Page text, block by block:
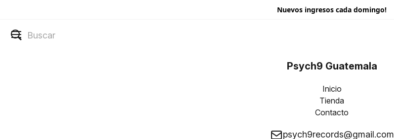
Nuevos ingresos cada domingo!
Psych9 Guatemala
Inicio
Tienda
Contacto
psych9records@gmail.com